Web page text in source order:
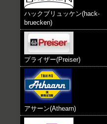
ハックブリュッケン(hack-
bruecken)
プライザー(Preiser)
アサーン(Athearn)